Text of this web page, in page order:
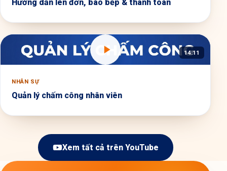
Hướng dẫn lên đơn, báo bếp & thanh toán
14:11
NHÂN SỰ
Quản lý chấm công nhân viên
Xem tất cả trên YouTube